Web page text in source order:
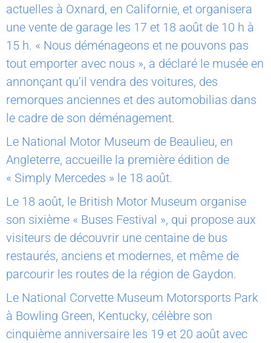
actuelles à Oxnard, en Californie, et organisera
une vente de garage les 17 et 18 août de 10 h à
15 h. « Nous déménageons et ne pouvons pas
tout emporter avec nous », a déclaré le musée en
annonçant qu’il vendra des voitures, des
remorques anciennes et des automobilias dans
le cadre de son déménagement.
Le National Motor Museum de Beaulieu, en
Angleterre, accueille la première édition de
« Simply Mercedes » le 18 août.
Le 18 août, le British Motor Museum organise
son sixième « Buses Festival », qui propose aux
visiteurs de découvrir une centaine de bus
restaurés, anciens et modernes, et même de
parcourir les routes de la région de Gaydon.
Le National Corvette Museum Motorsports Park
à Bowling Green, Kentucky, célèbre son
cinquième anniversaire les 19 et 20 août avec